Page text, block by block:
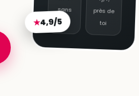
sans
frais
près de
toi
★4,9/5